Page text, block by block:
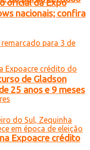
Expoacre crédito
oficial da Expo
nacionais; confira
de Gladson
25 anos e 9 meses